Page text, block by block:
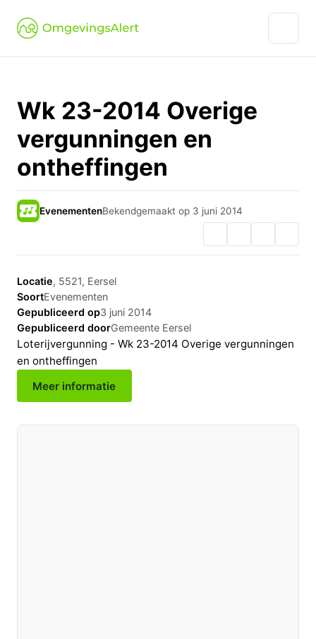
Wk 23-2014 Overige
vergunningen en
ontheffingen
EvenementenBekendgemaakt op 3 juni 2014
Locatie, 5521, Eersel
SoortEvenementen
Gepubliceerd op3 juni 2014
Gepubliceerd doorGemeente Eersel
Loterijvergunning - Wk 23-2014 Overige vergunningen
en ontheffingen
Meer informatie